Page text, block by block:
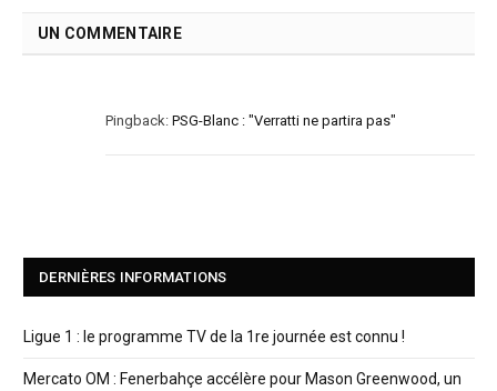
UN COMMENTAIRE
Pingback: PSG-Blanc : "Verratti ne partira pas"
DERNIÈRES INFORMATIONS
Ligue 1 : le programme TV de la 1re journée est connu !
Mercato OM : Fenerbahçe accélère pour Mason Greenwood, un